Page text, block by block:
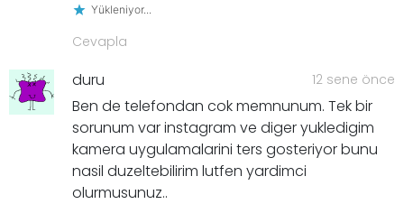
Yükleniyor...
Cevapla
duru 12 sene önce
Ben de telefondan cok memnunum. Tek bir
sorunum var instagram ve diger yukledigim
kamera uygulamalarini ters gosteriyor bunu
nasil duzeltebilirim lutfen yardimci
olurmusunuz..